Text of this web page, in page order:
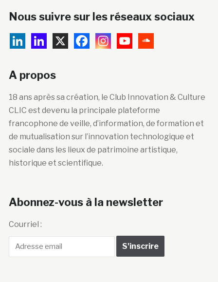
Nous suivre sur les réseaux sociaux
A propos
18 ans après sa création, le Club Innovation & Culture
CLIC est devenu la principale plateforme
francophone de veille, d’information, de formation et
de mutualisation sur l’innovation technologique et
sociale dans les lieux de patrimoine artistique,
historique et scientifique.
Abonnez-vous à la newsletter
Courriel :